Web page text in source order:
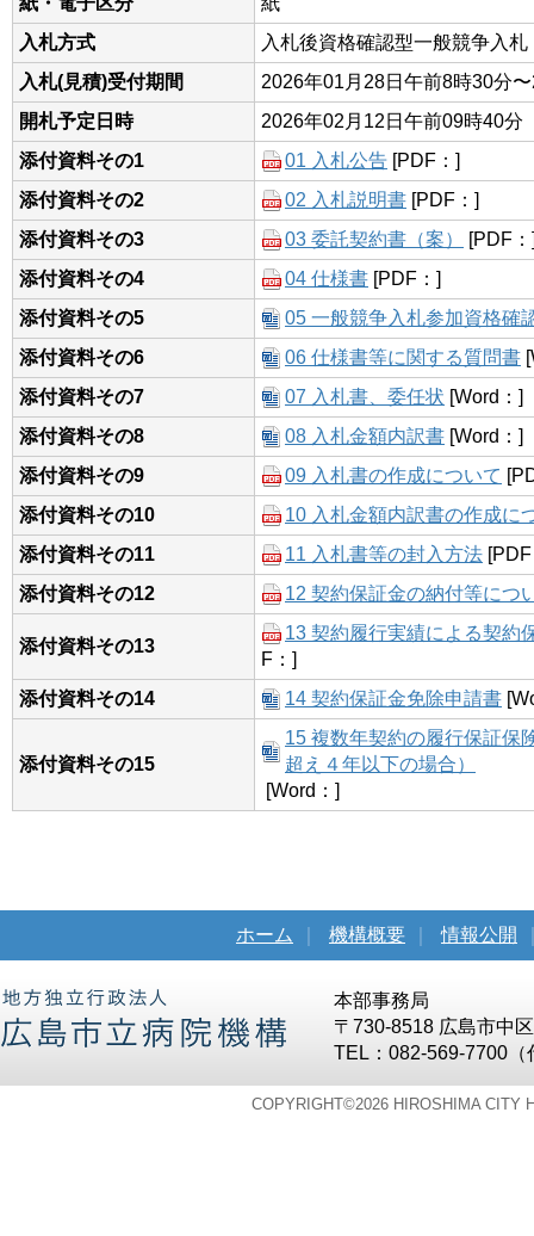
入札方式
入札後資格確認型一般競争入札
入札(見積)受付期間
2026年01月28日午前8時30分
開札予定日時
2026年02月12日午前09時40分
添付資料その1
01 入札公告 [PDF：]
添付資料その2
02 入札説明書 [PDF：]
添付資料その3
03 委託契約書（案）
[PDF
添付資料その4
04 仕様書 [PDF：]
添付資料その5
05 一般競争入札参加資格確
添付資料その6
06 仕様書等に関する質問書
添付資料その7
07 入札書、委任状 [Word：]
添付資料その8
08 入札金額内訳書 [Word：]
添付資料その9
09 入札書の作成について
添付資料その10
10 入札金額内訳書の作成に
添付資料その11
11 入札書等の封入方法
添付資料その12
12 契約保証金の納付等につ
添付資料その13
13 契約履行実績による契約
F：]
添付資料その14
14 契約保証金免除申請書
添付資料その15
15 複数年契約の履行保証保
超え４年以下の場合）
[Word：]
ホーム 機構概要 情報公開
本部事務局
〒730-8518 広島市中
TEL：082-569-7700
COPYRIGHT©2026 HIROSHIMA CITY